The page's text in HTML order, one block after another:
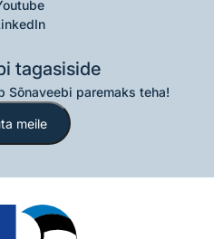
tagasiside
Sõnaveebi paremaks teha!
meile